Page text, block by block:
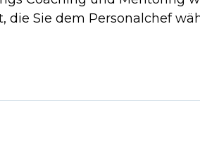
Sie dem Personalchef